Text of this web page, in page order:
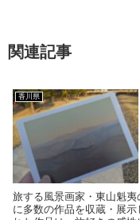
関連記事
香川県
旅する風景画家・東山魁
に多数の作品を収蔵・展